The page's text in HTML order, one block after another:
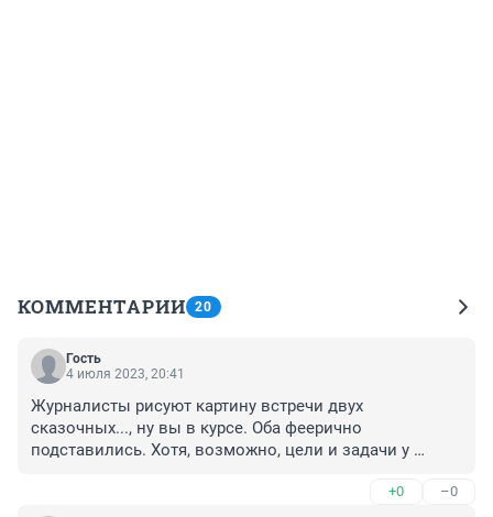
КОММЕНТАРИИ 20
Гость
4 июля 2023, 20:41
Журналисты рисуют картину встречи двух
сказочных..., ну вы в курсе. Оба феерично
подставились. Хотя, возможно, цели и задачи у
+0 –0